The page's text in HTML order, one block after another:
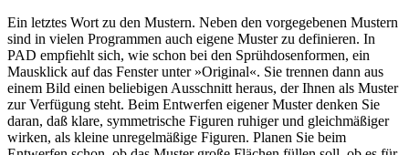
Ein letztes Wort zu den Mustern. Neben den vorgegebenen Mustern
sind in vielen Programmen auch eigene Muster zu definieren. In
PAD empfiehlt sich, wie schon bei den Sprühdosenformen, ein
Mausklick auf das Fenster unter »Original«. Sie trennen dann aus
einem Bild einen beliebigen Ausschnitt heraus, der Ihnen als Muster
zur Verfügung steht. Beim Entwerfen eigener Muster denken Sie
daran, daß klare, symmetrische Figuren ruhiger und gleichmäßiger
wirken, als kleine unregelmäßige Figuren. Planen Sie beim